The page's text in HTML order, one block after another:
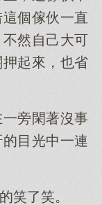
個傢伙一直
然自己大可
起來，也省
旁閑著沒事
目光中一連
笑了笑。